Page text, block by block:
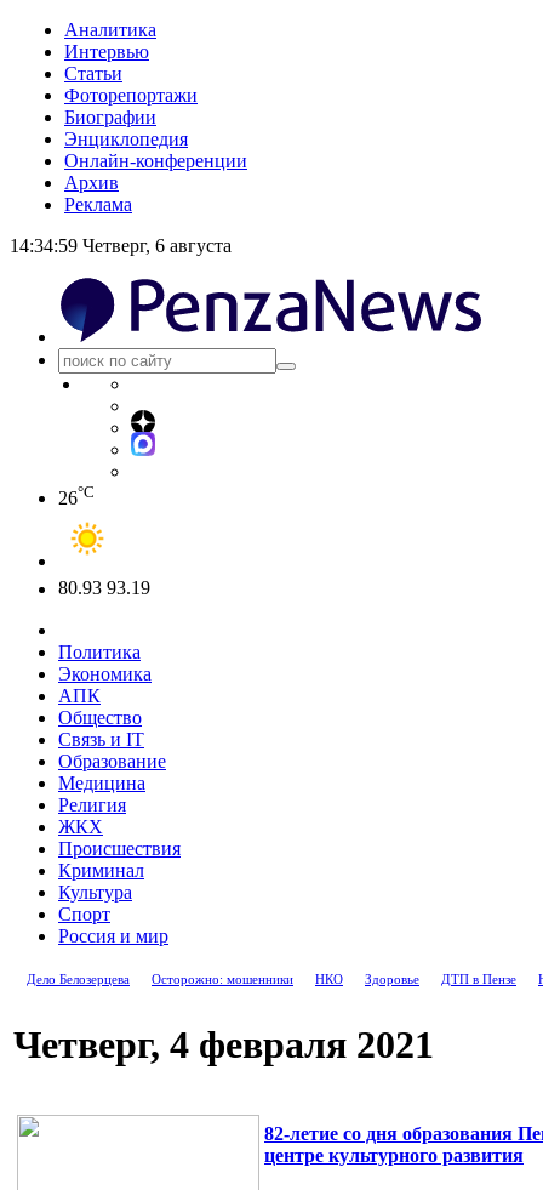
Аналитика
Интервью
Статьи
Фоторепортажи
Биографии
Энциклопедия
Онлайн-конференции
Архив
Реклама
14:35:00 Четверг, 6 августа
26°C
80.93 93.19
Политика
Экономика
АПК
Общество
Связь и IT
Образование
Медицина
Религия
ЖКХ
Происшествия
Криминал
Культура
Спорт
Россия и мир
Дело Белозерцева Осторожно: мошенники НКО Здоровье ДТП в Пензе
Четверг, 4 февраля 2021
82-летие со дня образования
центре культурного развития